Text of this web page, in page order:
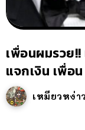
เพื่อนผมรวย!!
แจกเงิน เพื่อ
เหมียวหง่าว